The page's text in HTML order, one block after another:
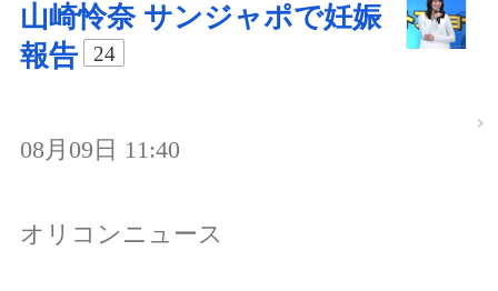
山崎怜奈 サンジャポで妊娠
報告
24
08月09日 11:40
オリコンニュース